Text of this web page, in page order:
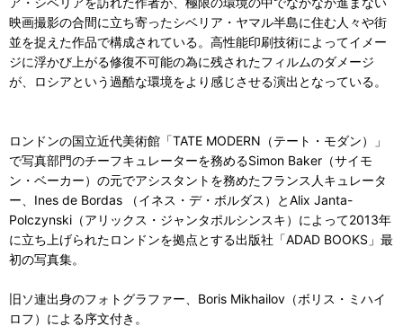
映画撮影の合間に立ち寄ったシベリア・ヤマル半島に住む人々や街
並を捉えた作品で構成されている。高性能印刷技術によってイメー
ジに浮かび上がる修復不可能の為に残されたフィルムのダメージ
が、ロシアという過酷な環境をより感じさせる演出となっている。
ロンドンの国立近代美術館「TATE MODERN（テート・モダン）」
で写真部門のチーフキュレーターを務めるSimon Baker（サイモ
ン・ベーカー）の元でアシスタントを務めたフランス人キュレータ
ー、Ines de Bordas （イネス・デ・ボルダス）とAlix Janta-
Polczynski（アリックス・ジャンタポルシンスキ）によって2013年
に立ち上げられたロンドンを拠点とする出版社「ADAD BOOKS」最
初の写真集。
旧ソ連出身のフォトグラファー、Boris Mikhailov（ボリス・ミハイ
ロフ）による序文付き。